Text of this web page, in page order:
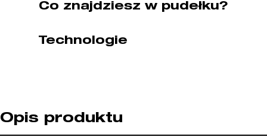
Co znajdziesz w pudełku?
Technologie
Opis produktu